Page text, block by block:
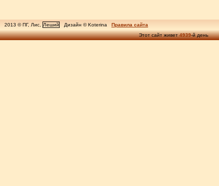
2013 © ПГ, Лис, Леший Дизайн © Koterina
Правила сайта
Этот сайт живет4939-й день